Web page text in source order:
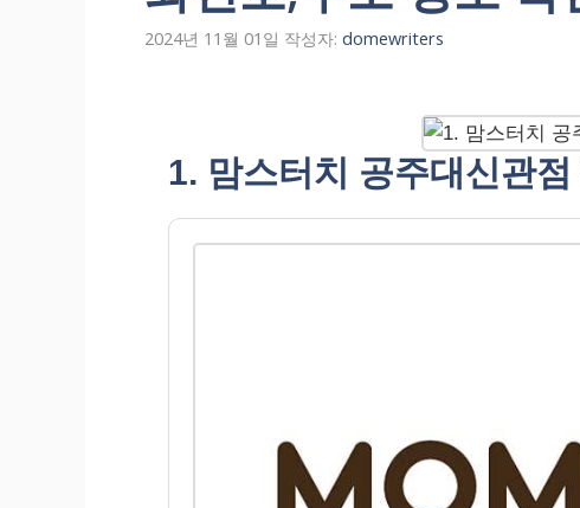
2024년 11월 01일 작성자: domewriters
1. 맘스터치 공주대신관점